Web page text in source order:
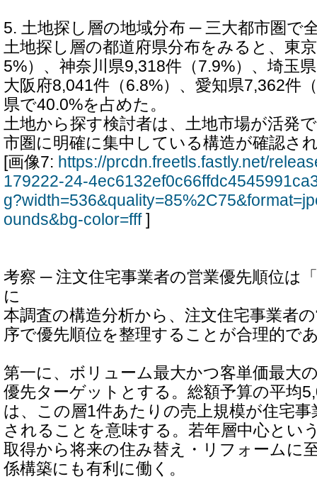
5. 土地探し層の地域分布 ─ 三大都市圏で
土地探し層の都道府県分布をみると、東
5%）、神奈川県9,318件（7.9%）、埼玉
大阪府8,041件（6.8%）、愛知県7,362件
県で40.0%を占めた。
土地から探す検討者は、土地市場が活発
市圏に明確に集中している構造が確認さ
[画像7: https://prcdn.freetls.fastly.net/
179222-24-
ounds&bg-color=fff]
考察 ─ 注文住宅事業者の営業優先順位は
に
本調査の構造分析から、注文住宅事業者
序で優先順位を整理することが合理的で
第一に、ボリューム最大かつ客単価最大
優先ターゲットとする。総額予算の平均
は、この層1件あたりの売上規模が住宅
されることを意味する。若年層中心とい
取得から将来の住み替え・リフォームに
係構築にも有利に働く。